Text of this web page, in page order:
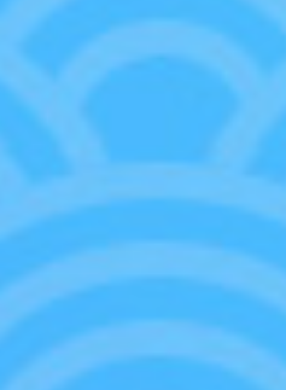
的牌組和3張行動值卡
ARENA。
推薦給新手玩家使用！
盡情享受對戰吧！